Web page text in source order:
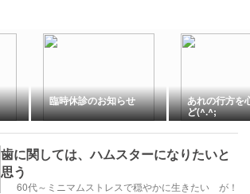
臨時休診のお知らせ あれの行方を
ど(^.^;
歯に関しては、ハムスターになりたいと
思う
60代～ミニマムストレスで穏やかに生きたい が！